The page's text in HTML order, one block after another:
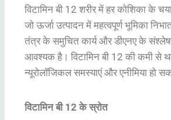
विटामिन बी 12 शरीर में हर कोशिका के
जो ऊर्जा उत्पादन में महत्वपूर्ण भूमिका
तंत्र के समुचित कार्य और डीएनए के
आवश्यक है। विटामिन बी 12 की कमी से
न्यूरोलॉजिकल समस्याएं और एनीमिया हो
विटामिन बी 12 के स्रोत